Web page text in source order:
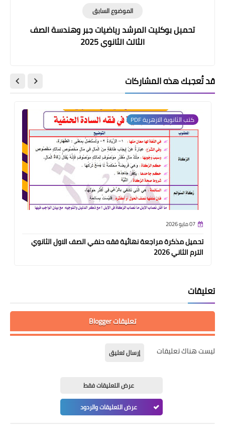
الموضوع السابق
تحميل بوكليت المرشد رياضيات جبر وهندسة الصف
الثالث الثانوي 2025
قد تُعجبك هذه المشاركات
كتب الثانوية الازهرية PDF
07 مايو 2026
تحميل مذكرة مراجعة نهائية فقه حنفي الصف الاول الثانوي
الترم الثاني 2026
تعليقات
تعليقات Blogger
ليست هناك تعليقات إرسال تعليق
عرض التعليقات فقط
عرض التعليقات والردود